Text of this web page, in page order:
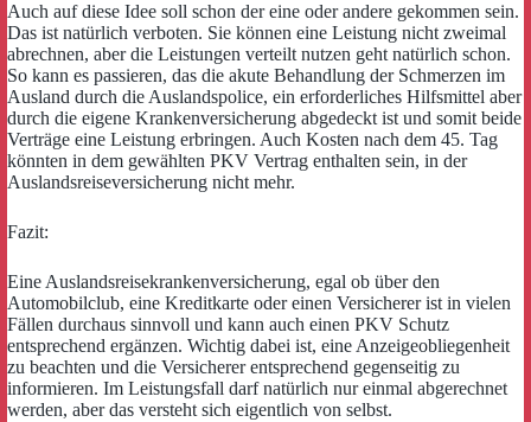
Auch auf diese Idee soll schon der eine oder andere gekommen sein.
Das ist natürlich verboten. Sie können eine Leistung nicht zweimal
abrechnen, aber die Leistungen verteilt nutzen geht natürlich schon.
So kann es passieren, das die akute Behandlung der Schmerzen im
Ausland durch die Auslandspolice, ein erforderliches Hilfsmittel aber
durch die eigene Krankenversicherung abgedeckt ist und somit beide
Verträge eine Leistung erbringen. Auch Kosten nach dem 45. Tag
könnten in dem gewählten PKV Vertrag enthalten sein, in der
Auslandsreiseversicherung nicht mehr.
Fazit:
Eine Auslandsreisekrankenversicherung, egal ob über den
Automobilclub, eine Kreditkarte oder einen Versicherer ist in vielen
Fällen durchaus sinnvoll und kann auch einen PKV Schutz
entsprechend ergänzen. Wichtig dabei ist, eine Anzeigeobliegenheit
zu beachten und die Versicherer entsprechend gegenseitig zu
informieren. Im Leistungsfall darf natürlich nur einmal abgerechnet
werden, aber das versteht sich eigentlich von selbst.